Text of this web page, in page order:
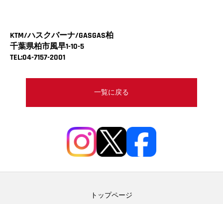
KTM/ハスクバーナ/GASGAS柏
千葉県柏市風早1-10-5
TEL:04-7157-2001
一覧に戻る
トップページ